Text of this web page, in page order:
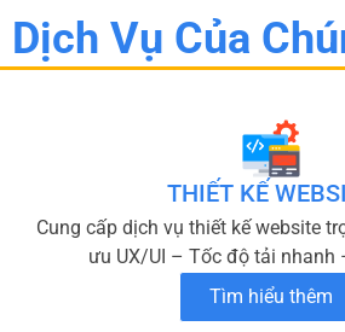
Dịch Vụ Của
THIẾT KẾ
Cung cấp dịch vụ thiết kế website
ưu UX/UI – Tốc độ tải nhanh
Tìm hiểu thêm